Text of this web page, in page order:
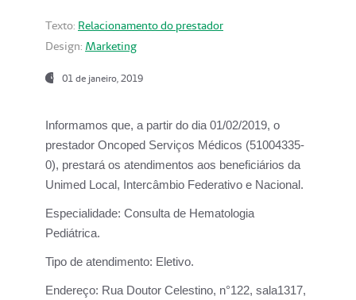
Texto: Relacionamento do prestador
Design: Marketing
01 de janeiro, 2019
Informamos que, a partir do dia 01/02/2019, o
prestador Oncoped Serviços Médicos (51004335-
0), prestará os atendimentos aos beneficiários da
Unimed Local, Intercâmbio Federativo e Nacional.
Especialidade: Consulta de Hematologia
Pediátrica.
Tipo de atendimento: Eletivo.
Endereço: Rua Doutor Celestino, n°122, sala1317,